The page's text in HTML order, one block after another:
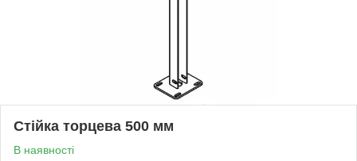
Стійка торцева 500 мм
В наявності